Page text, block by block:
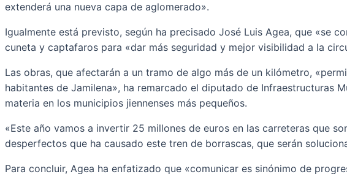
extenderá una nueva capa de aglomerado».
Igualmente está previsto, según ha precisado José Luis Agea, que «se
cuneta y captafaros para «dar más seguridad y mejor visibilidad a la
Las obras, que afectarán a un tramo de algo más de un kilómetro,
habitantes de Jamilena», ha remarcado el diputado de Infraestructuras
materia en los municipios jiennenses más pequeños.
«Este año vamos a invertir 25 millones de euros en las carreteras que
desperfectos que ha causado este tren de borrascas, que serán
Para concluir, Agea ha enfatizado que «comunicar es sinónimo de